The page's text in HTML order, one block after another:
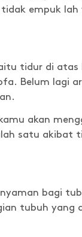
tidak empuk
tidur di atas
Belum lagi
akan
satu akibat
bagi
tubuh yang